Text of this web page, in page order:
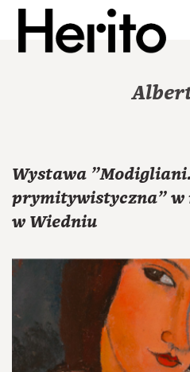
JĘZYK: PL
Wystawa
prymitywistyczna" w
w Wiedniu